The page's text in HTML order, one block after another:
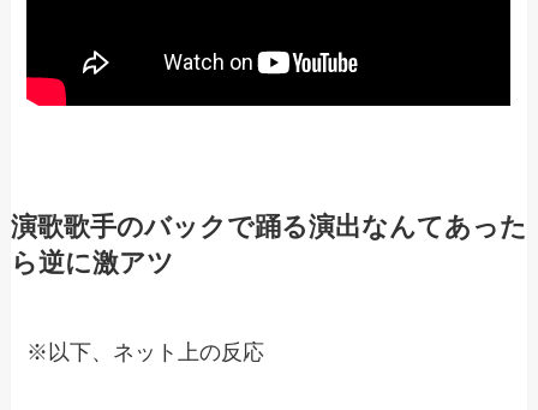
演歌歌手のバックで踊る演出なんてあった
ら逆に激アツ
※以下、ネット上の反応